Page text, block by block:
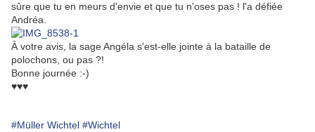
sûre que tu en meurs d'envie et que tu n'oses pas ! l'a défiée
Andréa.
À votre avis, la sage Angéla s'est-elle jointe à la bataille de
polochons, ou pas ?!
Bonne journée :-)
♥♥♥
#Müller Wichtel #Wichtel